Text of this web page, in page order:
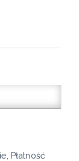
Płatność